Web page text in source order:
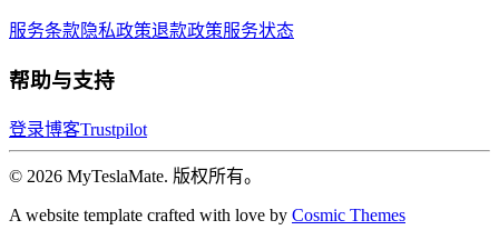
服务条款隐私政策退款政策服务状态
帮助与支持
登录博客Trustpilot
© 2026 MyTeslaMate. 版权所有。
A website template crafted with love by Cosmic Themes